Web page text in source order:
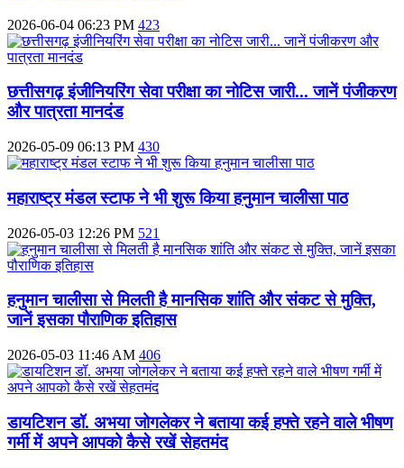
2026-06-04 06:23 PM 423
छत्तीसगढ़ इंजीनियरिंग सेवा परीक्षा का नोटिस जारी... जानें पंजीकरण
और पात्रता मानदंड
2026-05-09 06:13 PM 430
महाराष्ट्र मंडल स्टाफ ने भी शुरू किया हनुमान चालीसा पाठ
2026-05-03 12:26 PM 521
हनुमान चालीसा से मिलती है मानसिक शांति और संकट से मुक्ति,
जानें इसका पौराणिक इतिहास
2026-05-03 11:46 AM 406
डायटिशन डॉ. अभया जोगलेकर ने बताया कई हफ्ते रहने वाले भीषण
गर्मी में अपने आपको कैसे रखें सेहतमंद